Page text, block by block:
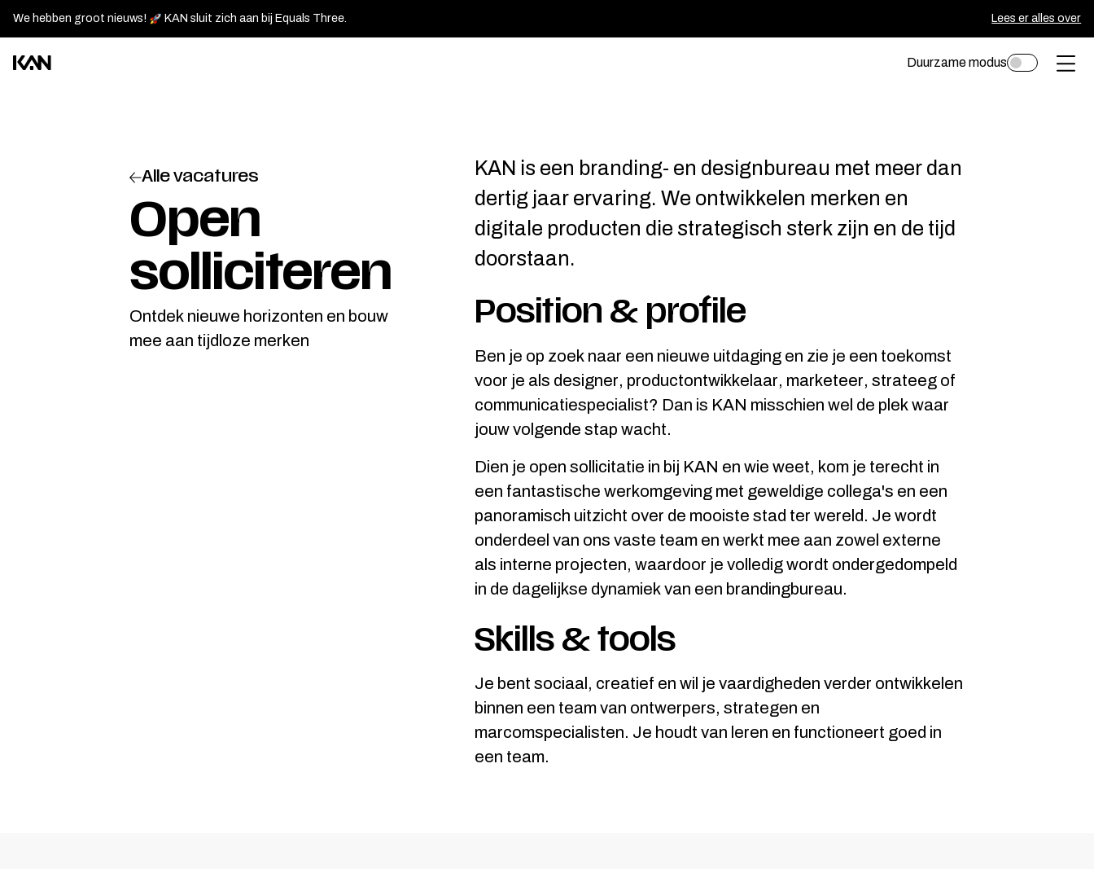
We hebben groot nieuws! KAN sluit zich aan bij Equals Three. Lees er alles over
Duurzame modus
Toggle
Alle vacatures
Open
solliciteren
Ontdek nieuwe horizonten en bouw
mee aan tijdloze merken
KAN is een branding- en designbureau met meer dan
dertig jaar ervaring. We ontwikkelen merken en
digitale producten die strategisch sterk zijn en de tijd
doorstaan.
Position & profile
Ben je op zoek naar een nieuwe uitdaging en zie je een toekomst
voor je als designer, productontwikkelaar, marketeer, strateeg of
communicatiespecialist? Dan is KAN misschien wel de plek waar
jouw volgende stap wacht.
Dien je open sollicitatie in bij KAN en wie weet, kom je terecht in
een fantastische werkomgeving met geweldige collega's en een
panoramisch uitzicht over de mooiste stad ter wereld. Je wordt
onderdeel van ons vaste team en werkt mee aan zowel externe
als interne projecten, waardoor je volledig wordt ondergedompeld
in de dagelijkse dynamiek van een brandingbureau.
Skills & tools
Je bent sociaal, creatief en wil je vaardigheden verder ontwikkelen
binnen een team van ontwerpers, strategen en
marcomspecialisten. Je houdt van leren en functioneert goed in
een team.